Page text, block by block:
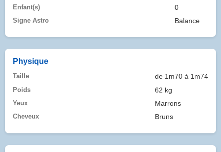
Enfant(s) 0
Signe Astro Balance
Physique
Taille de 1m70 à 1m74
Poids 62 kg
Yeux Marrons
Cheveux Bruns